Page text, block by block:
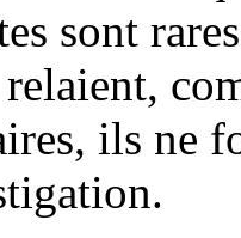
sont
ils ne